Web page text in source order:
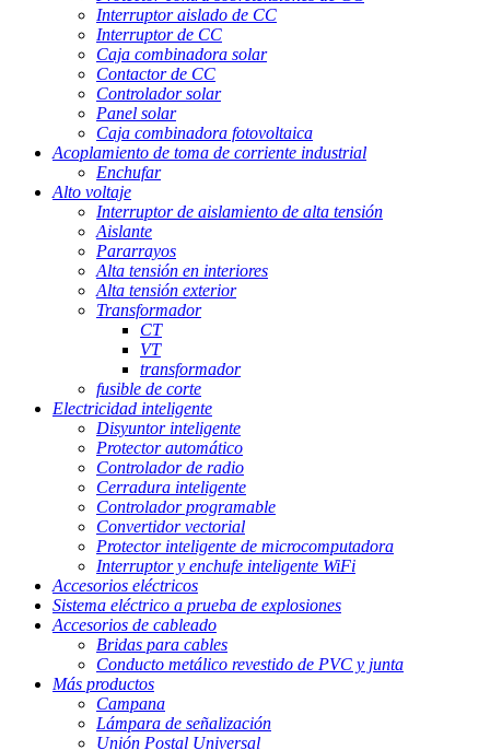
Interruptor aislado de CC
Interruptor de CC
Caja combinadora solar
Contactor de CC
Controlador solar
Panel solar
Caja combinadora fotovoltaica
Acoplamiento de toma de corriente industrial
Enchufar
Alto voltaje
Interruptor de aislamiento de alta tensión
Aislante
Pararrayos
Alta tensión en interiores
Alta tensión exterior
Transformador
CT
VT
transformador
fusible de corte
Electricidad inteligente
Disyuntor inteligente
Protector automático
Controlador de radio
Cerradura inteligente
Controlador programable
Convertidor vectorial
Protector inteligente de microcomputadora
Interruptor y enchufe inteligente WiFi
Accesorios eléctricos
Sistema eléctrico a prueba de explosiones
Accesorios de cableado
Bridas para cables
Conducto metálico revestido de PVC y junta
Más productos
Campana
Lámpara de señalización
Unión Postal Universal